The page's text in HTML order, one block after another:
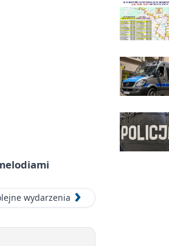
wydarzenia